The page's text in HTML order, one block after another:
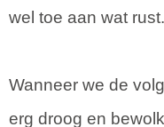
wel toe aan wat rust.
Wanneer we de
erg droog en